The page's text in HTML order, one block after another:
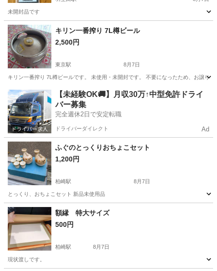
未開封品です
新潟 南蒲原郡 羽生田駅 その他
キリン一番搾り 7L樽ビール
2,500円
東京駅 8月7日
キリン一番搾り 7L樽ビールです。 未使用・未開封です。 不要になったため、お譲
新潟 新潟市 東京駅 食器
【未経験OK🚚】月収30万↑中型免許ドライ
バー募集
完全週休2日で安定転職
ドライバーダイレクト Ad
ふぐのとっくりおちょこセット
1,200円
柏崎駅 8月7日
とっくり、おちょこセット 新品未使用品
新潟 柏崎市 柏崎駅 食器
額縁 特大サイズ
500円
柏崎駅 8月7日
現状渡しです。